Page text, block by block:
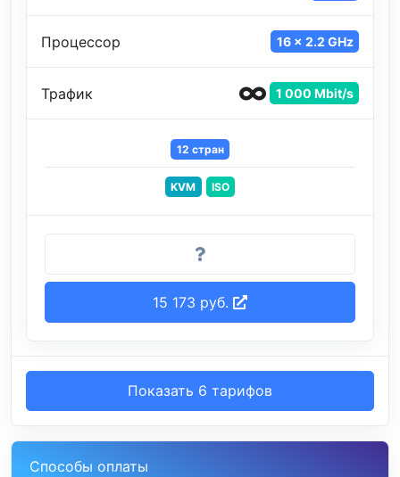
Процессор 16 x 2.2 GHz
Трафик 1 000 Mbit/s
12 стран
KVM ISO
15 173 руб.
Показать 6 тарифов
Способы оплаты